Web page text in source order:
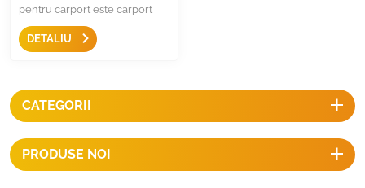
pentru carport este carport
reciclat conceput pentru
instalare comercială și
fața locului, instalare rapidă,
cost mai mic pe watt.
DETALIU
CATEGORII
PRODUSE NOI